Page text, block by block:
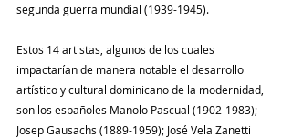
segunda guerra mundial (1939-1945).
Estos 14 artistas, algunos de los cuales
impactarían de manera notable el desarrollo
artístico y cultural dominicano de la modernidad,
son los españoles Manolo Pascual (1902-1983);
Josep Gausachs (1889-1959); José Vela Zanetti